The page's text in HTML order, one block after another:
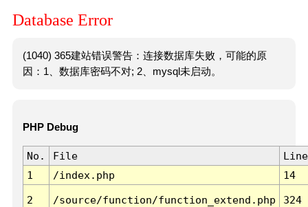
Database Error
(1040) 365建站错误警告：连接数据库失败，可能的原
因：1、数据库密码不对; 2、mysql未启动。
PHP Debug
No. File
Line
1
/index.php 14
2 /source/function/function_extend.php 324